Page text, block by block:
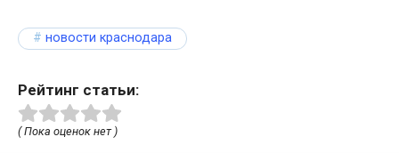
новости краснодара
Рейтинг статьи:
( Пока оценок нет )